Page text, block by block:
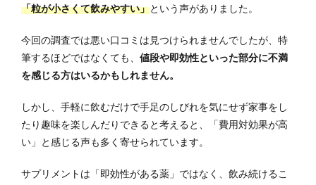
「粒が小さくて飲みやすい」という声がありました。
今回の調査では悪い口コミは見つけられませんでしたが、特
筆するほどではなくても、 値段や即効性といった部分に不満
を感じる方はいるかもしれません。
しかし、手軽に飲むだけで手足のしびれを気にせず家事をし
たり趣味を楽しんだりできると考えると、「費用対効果が高
い」と感じる声も多く寄せられています。
サプリメントは「即効性がある薬」ではなく、飲み続けるこ